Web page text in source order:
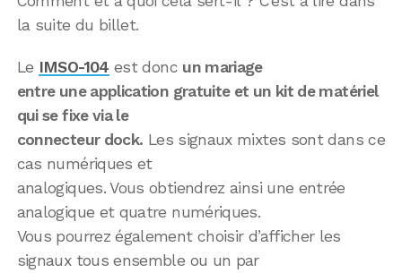
la suite du billet.
Le IMSO-104 est donc un mariage
entre une application gratuite et un kit de matériel
qui se fixe via le
connecteur dock. Les signaux mixtes sont dans ce
cas numériques et
analogiques. Vous obtiendrez ainsi une entrée
analogique et quatre numériques.
Vous pourrez également choisir d’afficher les
signaux tous ensemble ou un par